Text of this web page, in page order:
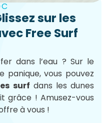
sur les
Free Surf
dans l’eau ? Sur le
panique, vous pouvez
surf dans les dunes
grâce ! Amusez-vous
à vous !